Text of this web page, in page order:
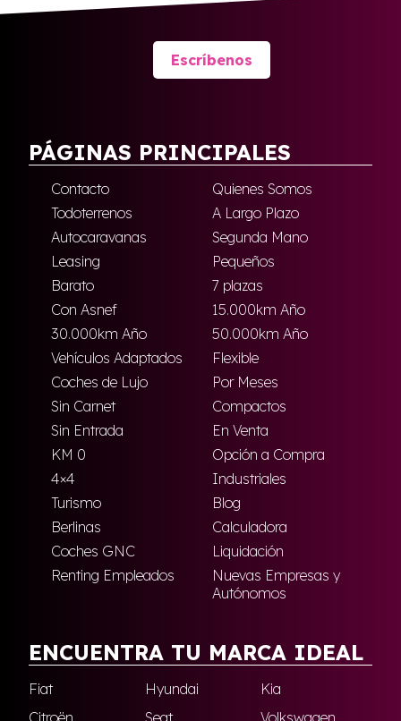
Escríbenos
PÁGINAS PRINCIPALES
Contacto
Quienes Somos
Todoterrenos
A Largo Plazo
Autocaravanas
Segunda Mano
Leasing
Pequeños
Barato
7 plazas
Con Asnef
15.000km Año
30.000km Año
50.000km Año
Vehículos Adaptados
Flexible
Coches de Lujo
Por Meses
Sin Carnet
Compactos
Sin Entrada
En Venta
KM 0
Opción a Compra
4×4
Industriales
Turismo
Blog
Berlinas
Calculadora
Coches GNC
Liquidación
Renting Empleados
Nuevas Empresas y
Autónomos
ENCUENTRA TU MARCA IDEAL
Fiat Hyundai
Kia